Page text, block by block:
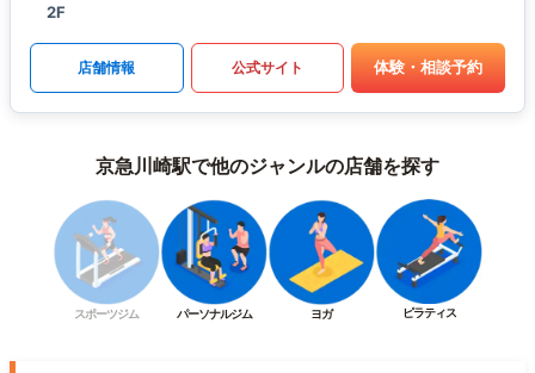
2F
店舗情報 公式サイト 体験・相談予約
京急川崎駅で他のジャンルの店舗を探す
スポーツジム パーソナルジム ヨガ ピラティス